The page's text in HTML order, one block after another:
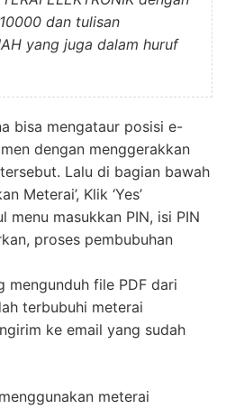
dan tulisan
yang juga dalam huruf
bisa mengataur posisi e-
dengan menggerakkan
Lalu di bagian bawah
Meterai’, Klik ‘Yes’
menu masukkan PIN, isi PIN
proses pembubuhan
mengunduh file PDF dari
terbubuhi meterai
ke email yang sudah
meterai